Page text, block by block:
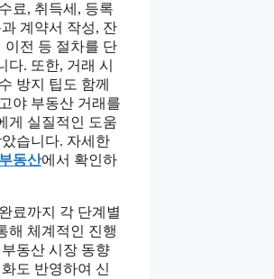
료, 취득세, 등록
계약서 작성, 잔
이전 등 절차를 단
다. 또한, 거래 시
방지 팁도 함께
야 부동산 거래를
게 실질적인 도움
습니다. 자세한
동산에서 확인하
료까지 각 단계별
해 체계적인 진행
동산 시장 동향
도 반영하여 신